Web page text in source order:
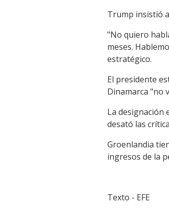
Trump insistió
"No quiero
meses.
estratégico.
El presidente
Dinamarca "no
La designación
desató las
Groenlandia
ingresos de la
Texto - EFE